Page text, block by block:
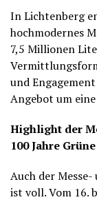
In Lichtenberg
hochmodernes
7,5 Millionen
und
Angebot um
Highlight der
100 Jahre
Auch der
ist voll. Vom 16.